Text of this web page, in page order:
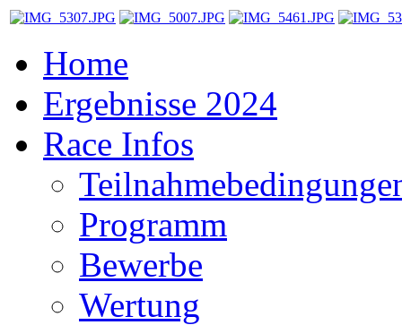
Home
Ergebnisse 2024
Race Infos
Programm
Bewerbe
Wertung